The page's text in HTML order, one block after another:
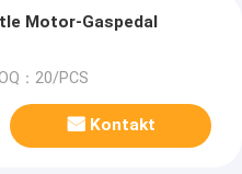
Motor-Gaspedal
：20/PCS
Kontakt